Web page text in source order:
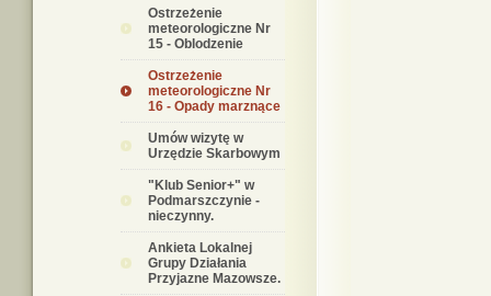
Ostrzeżenie
meteorologiczne Nr
15 - Oblodzenie
Ostrzeżenie
meteorologiczne Nr
16 - Opady marznące
Umów wizytę w
Urzędzie Skarbowym
"Klub Senior+" w
Podmarszczynie -
nieczynny.
Ankieta Lokalnej
Grupy Działania
Przyjazne Mazowsze.